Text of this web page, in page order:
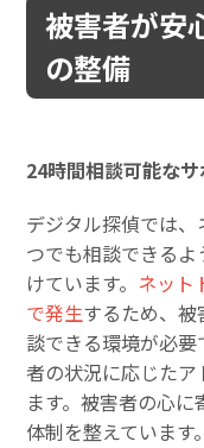
被害者が安
の整備
24時間相談可能な
デジタル探偵では
つでも相談できる
けています。 ネット
で発生するため、
談できる環境が必
者の状況に応じた
ます。被害者の心
体制を整えています。